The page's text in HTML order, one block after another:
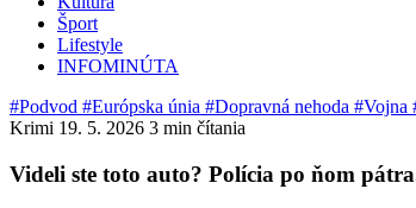
Šport
Lifestyle
INFOMINÚTA
#Podvod #Európska únia #Dopravná nehoda #Vojna
Krimi 19. 5. 2026 3 min čítania
Videli ste toto auto? Polícia po ňom